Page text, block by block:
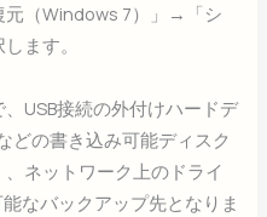
元（Windows 7）」→「シ
ます。
USB接続の外付けハードデ
どの書き込み可能ディスク
、ネットワーク上のドライ
なバックアップ先となりま